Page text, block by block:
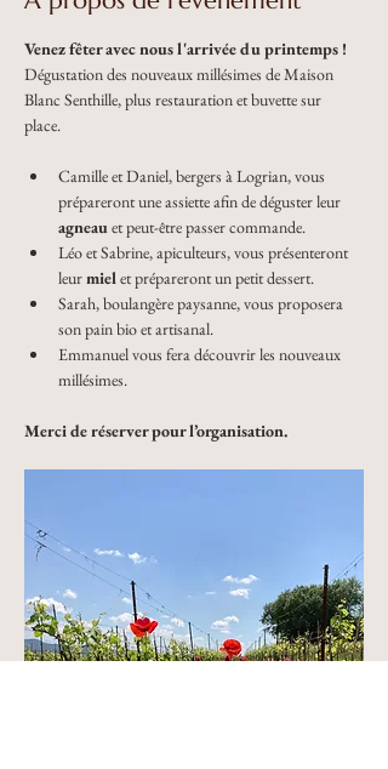
Venez fêter avec nous l'arrivée du printemps !
Dégustation des nouveaux millésimes de Maison
Blanc Senthille, plus restauration et buvette sur
place.
﻿﻿Camille et Daniel, bergers à Logrian, vous
prépareront une assiette afin de déguster leur
agneau et peut-être passer commande.
﻿﻿Léo et Sabrine, apiculteurs, vous présenteront
leur miel et prépareront un petit dessert.
Sarah, boulangère paysanne, vous proposera
son pain bio et artisanal.
﻿﻿Emmanuel vous fera découvrir les nouveaux
millésimes.
Merci de réserver pour l’organisation.